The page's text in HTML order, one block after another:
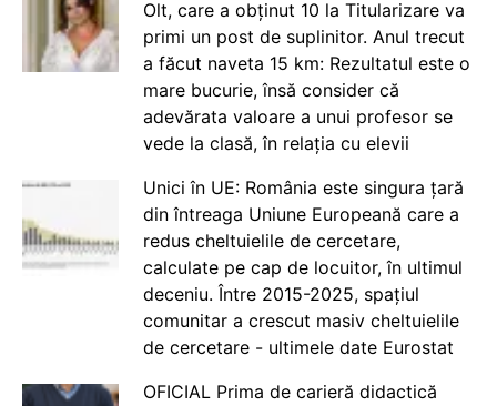
Olt, care a obținut 10 la Titularizare va
primi un post de suplinitor. Anul trecut
a făcut naveta 15 km: Rezultatul este o
mare bucurie, însă consider că
adevărata valoare a unui profesor se
vede la clasă, în relația cu elevii
Unici în UE: România este singura țară
din întreaga Uniune Europeană care a
redus cheltuielile de cercetare,
calculate pe cap de locuitor, în ultimul
deceniu. Între 2015-2025, spațiul
comunitar a crescut masiv cheltuielile
de cercetare - ultimele date Eurostat
OFICIAL Prima de carieră didactică